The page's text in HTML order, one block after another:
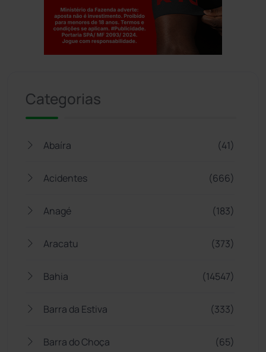
Categorias
Abaíra (41)
Acidentes (666)
Anagé (183)
Aracatu (373)
Bahia (14547)
Barra da Estiva (333)
Barra do Choça (65)